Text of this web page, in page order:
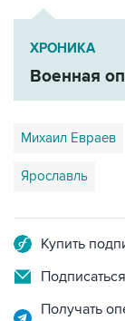
ХРОНИКА
Военная
Михаил Евраев
Ярославль
Купить
Получать